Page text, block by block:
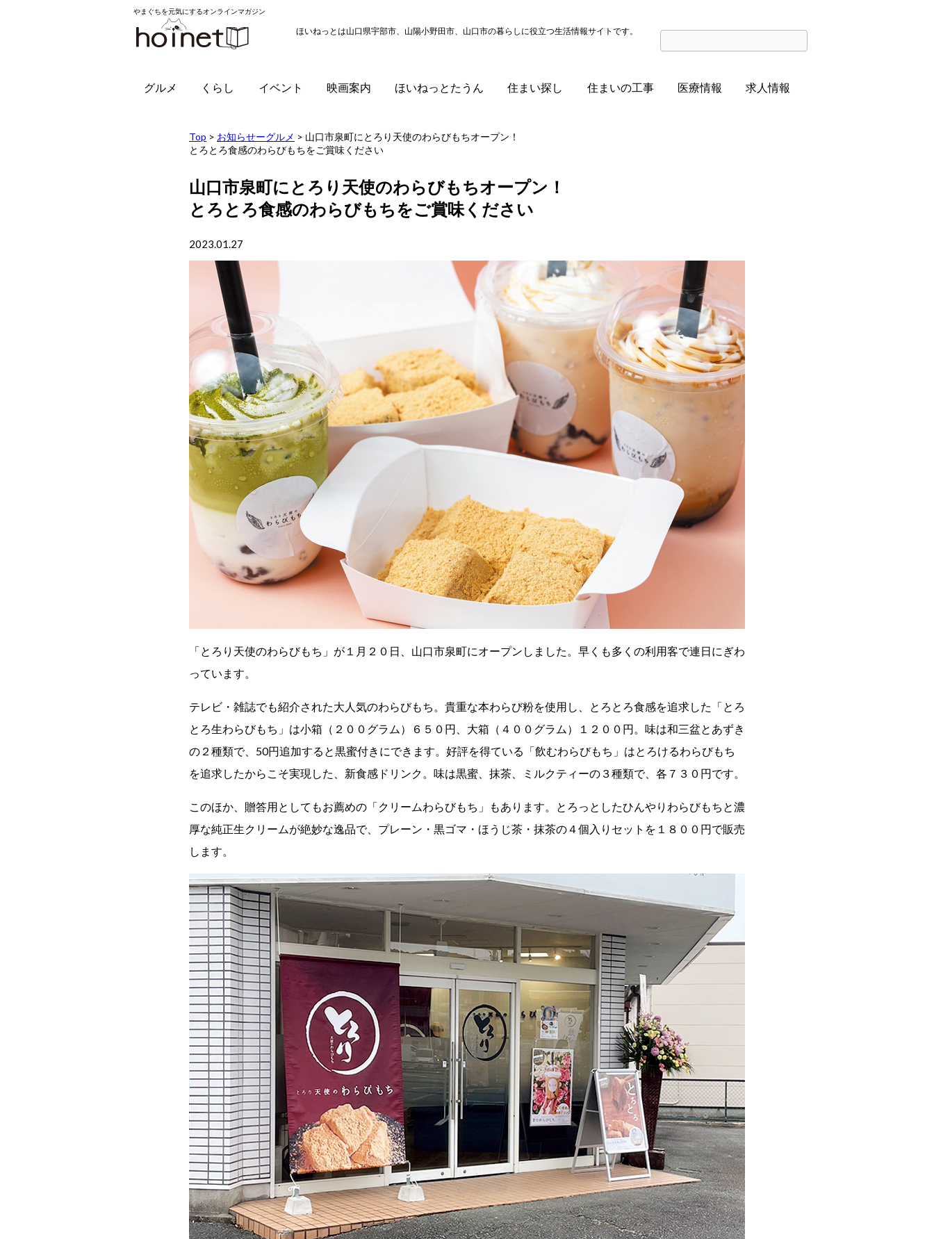
やまぐちを元気にするオンラインマガジン
ほいねっとは山口県宇部市、山陽小野田市、山口市の暮らしに役立つ生活情報サイトです。
グルメ くらし イベント 映画案内 ほいねっとたうん 住まい探し 住まいの工事 医療情報 求人情報
Top > お知らせーグルメ > 山口市泉町にとろり天使のわらびもちオープン！
とろとろ食感のわらびもちをご賞味ください
山口市泉町にとろり天使のわらびもちオープン！
とろとろ食感のわらびもちをご賞味ください
2023.01.27
「とろり天使のわらびもち」が１月２０日、山口市泉町にオープンしました。早くも多くの利用客で連日にぎわ
っています。
テレビ・雑誌でも紹介された大人気のわらびもち。貴重な本わらび粉を使用し、とろとろ食感を追求した「とろ
とろ生わらびもち」は小箱（２００グラム）６５０円、大箱（４００グラム）１２００円。味は和三盆とあずき
の２種類で、50円追加すると黒蜜付きにできます。好評を得ている「飲むわらびもち」はとろけるわらびもち
を追求したからこそ実現した、新食感ドリンク。味は黒蜜、抹茶、ミルクティーの３種類で、各７３０円です。
このほか、贈答用としてもお薦めの「クリームわらびもち」もあります。とろっとしたひんやりわらびもちと濃
厚な純正生クリームが絶妙な逸品で、プレーン・黒ゴマ・ほうじ茶・抹茶の４個入りセットを１８００円で販売
します。